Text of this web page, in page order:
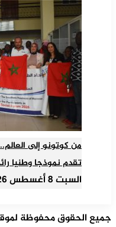
من كوتونو إلى العالم..
تقدم نموذجا وطنيا
السبت 8 أغسطس 2026 / 12:27
جميع الحقوق محفوظة لموقع